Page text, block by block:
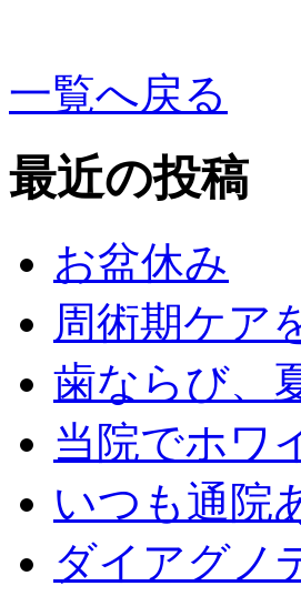
一覧へ戻る
最近の投稿
お盆休み
周術期ケア
歯ならび、
当院でホワ
いつも通院
ダイアグノ